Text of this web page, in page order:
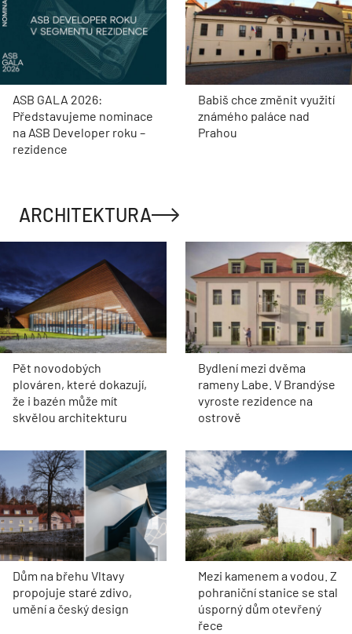
ASB GALA 2026:
Představujeme nominace
na ASB Developer roku –
rezidence
Babiš chce změnit využití
známého paláce nad
Prahou
ARCHITEKTURA
Pět novodobých
plováren, které dokazují,
že i bazén může mít
skvělou architekturu
Bydlení mezi dvěma
rameny Labe. V Brandýse
vyroste rezidence na
ostrově
Dům na břehu Vltavy
propojuje staré zdivo,
umění a český design
Mezi kamenem a vodou. Z
pohraniční stanice se stal
úsporný dům otevřený
řece